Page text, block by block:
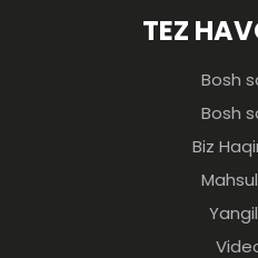
TEZ
Bosh
Bosh
Biz